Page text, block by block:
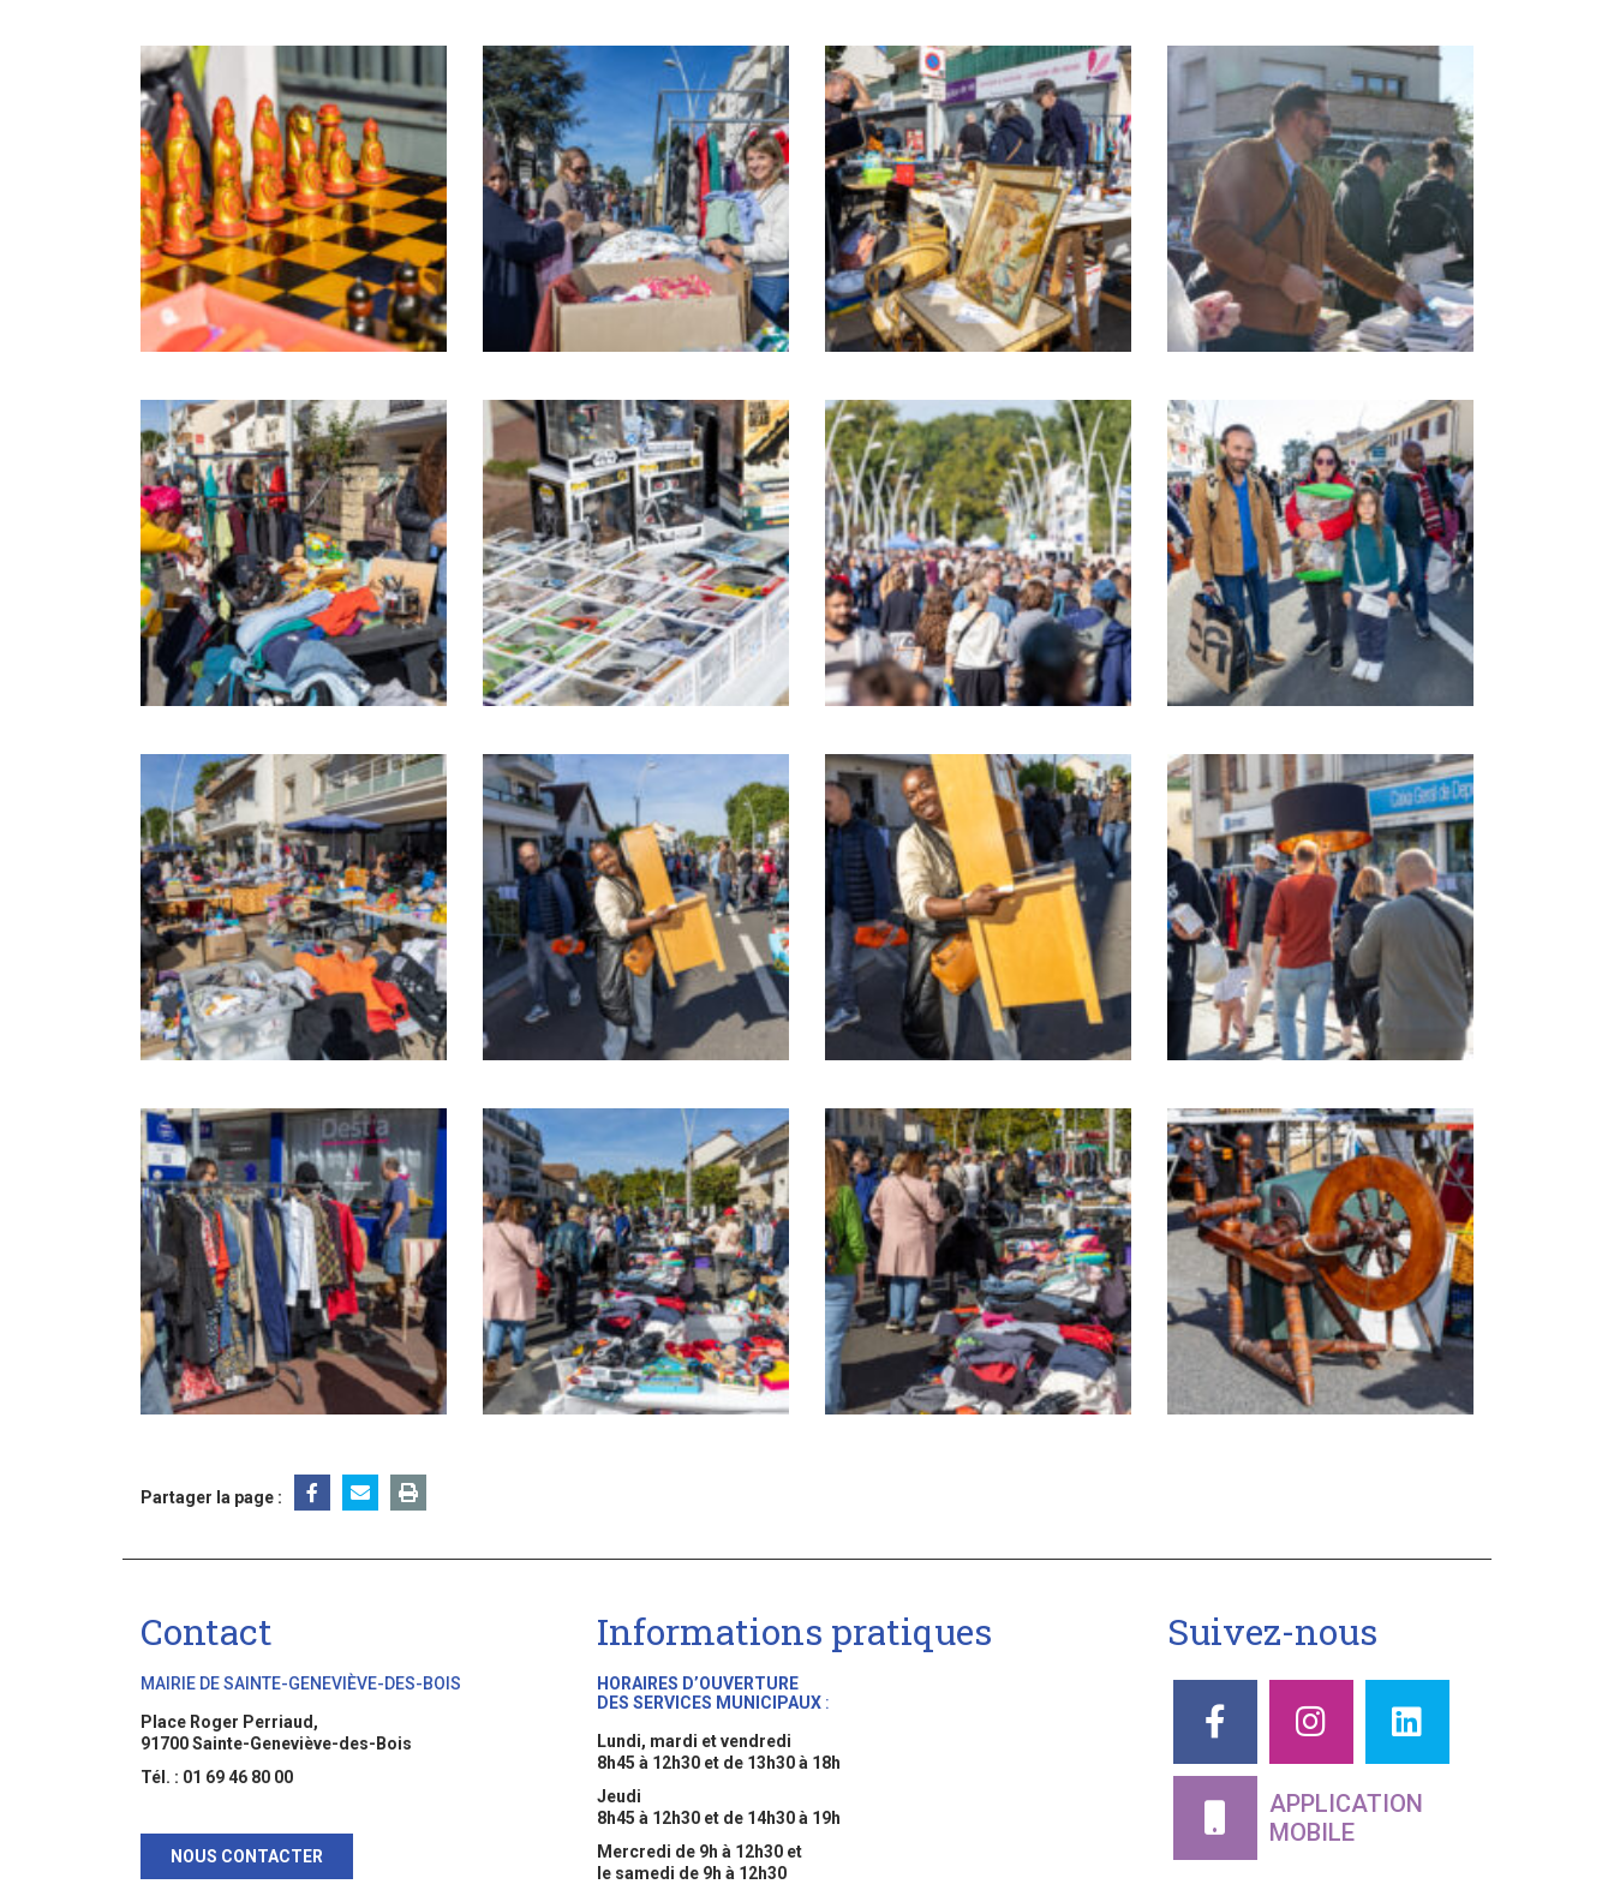
Partager la page :
Contact
MAIRIE DE SAINTE-GENEVIÈVE-DES-BOIS
Place Roger Perriaud,
91700 Sainte-Geneviève-des-Bois
Tél. : 01 69 46 80 00
NOUS CONTACTER
Informations pratiques
HORAIRES D’OUVERTURE
DES SERVICES MUNICIPAUX :
Lundi, mardi et vendredi
8h45 à 12h30 et de 13h30 à 18h
Jeudi
8h45 à 12h30 et de 14h30 à 19h
Mercredi de 9h à 12h30 et
le samedi de 9h à 12h30
Suivez-nous
APPLICATION
MOBILE